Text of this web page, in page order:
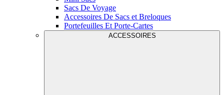
Sacs De Voyage
Accessoires De Sacs et Breloques
Portefeuilles Et Porte-Cartes
ACCESSOIRES